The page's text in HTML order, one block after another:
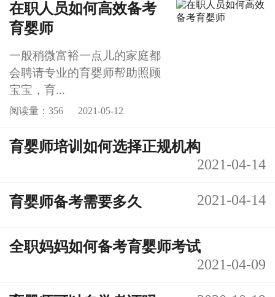
在职人员如何高效备考
育婴师
一般稍微富裕一点儿的家庭都
会聘请专业的育婴师帮助照顾
宝宝，育...
阅读量：356 2021-05-12
育婴师培训如何选择正规机构
2021-04-14
育婴师备考需要多久 2021-04-14
全职妈妈如何备考育婴师考试
2021-04-09